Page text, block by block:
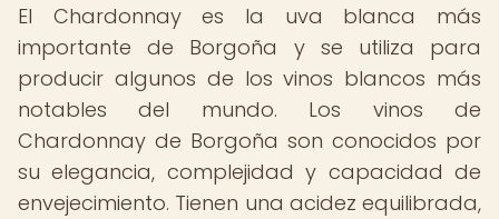
El Chardonnay es la uva blanca más
importante de Borgoña y se utiliza para
producir algunos de los vinos blancos más
notables del mundo. Los vinos de
Chardonnay de Borgoña son conocidos por
su elegancia, complejidad y capacidad de
envejecimiento. Tienen una acidez equilibrada,